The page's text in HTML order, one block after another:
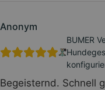
Anonym
BUMER
Begeisternd. Schnell